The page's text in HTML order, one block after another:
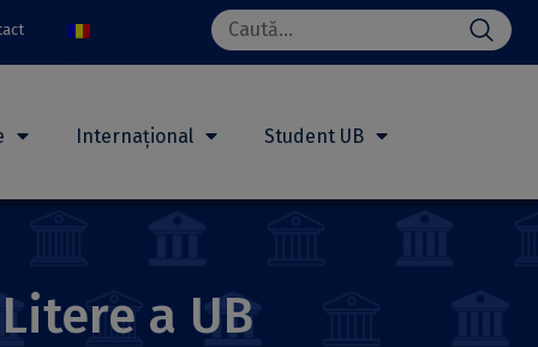
Search
for:
Internațional Student UB
a UB